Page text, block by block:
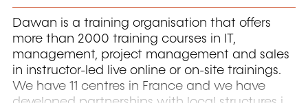
Dawan is a training organisation that offers
more than 2000 training courses in IT,
management, project management and sales
in instructor-led live online or on-site trainings.
We have 11 centres in France and we have